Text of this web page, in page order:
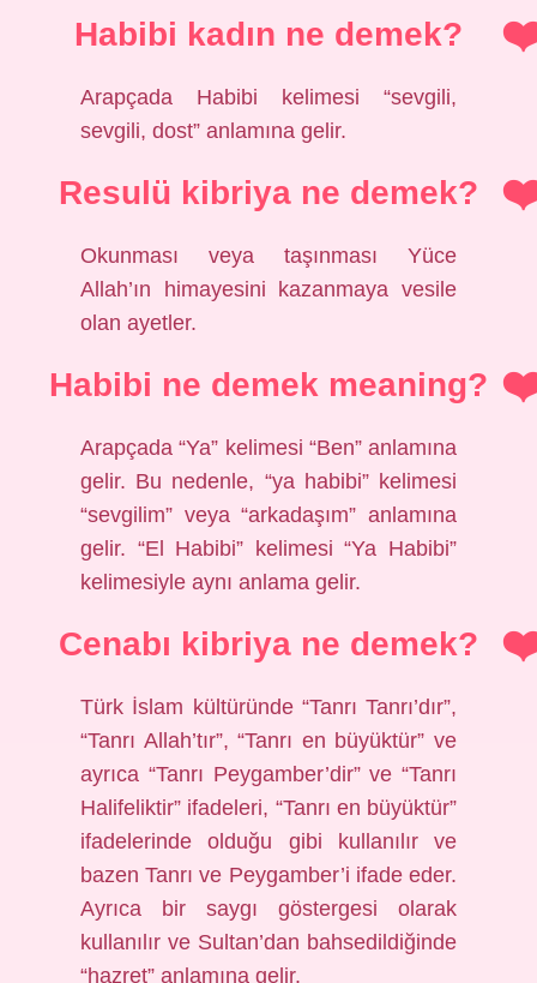
Habibi kadın ne demek?
Arapçada Habibi kelimesi “sevgili,
sevgili, dost” anlamına gelir.
Resulü kibriya ne demek?
Okunması veya taşınması Yüce
Allah’ın himayesini kazanmaya vesile
olan ayetler.
Habibi ne demek meaning?
Arapçada “Ya” kelimesi “Ben” anlamına
gelir. Bu nedenle, “ya habibi” kelimesi
“sevgilim” veya “arkadaşım” anlamına
gelir. “El Habibi” kelimesi “Ya Habibi”
kelimesiyle aynı anlama gelir.
Cenabı kibriya ne demek?
Türk İslam kültüründe “Tanrı Tanrı’dır”,
“Tanrı Allah’tır”, “Tanrı en büyüktür” ve
ayrıca “Tanrı Peygamber’dir” ve “Tanrı
Halifeliktir” ifadeleri, “Tanrı en büyüktür”
ifadelerinde olduğu gibi kullanılır ve
bazen Tanrı ve Peygamber’i ifade eder.
Ayrıca bir saygı göstergesi olarak
kullanılır ve Sultan’dan bahsedildiğinde
“hazret” anlamına gelir.